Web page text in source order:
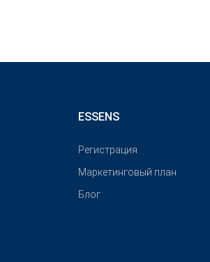
ESSENS
Pегистрация
Маркетинговый план
Блог